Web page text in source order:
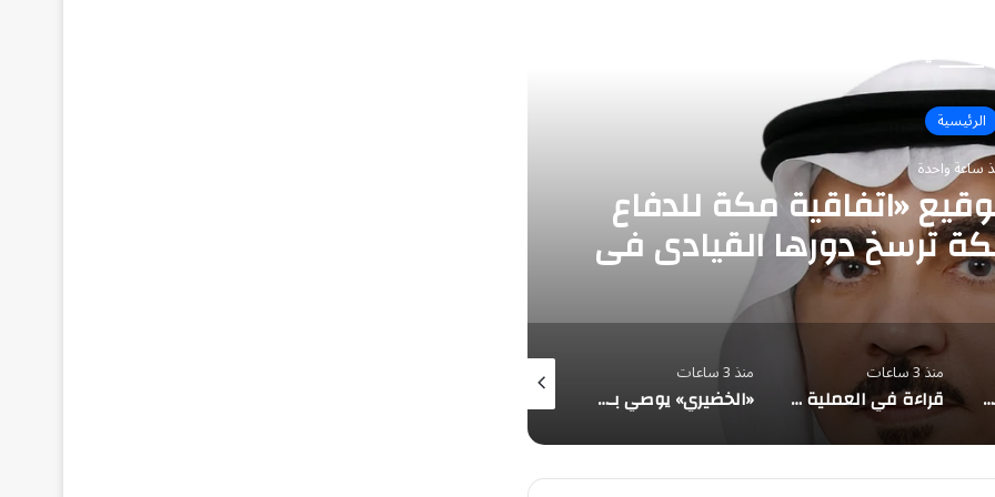
الرئيسية
ساعة واحدة
«اتفاقية مكة للدفاع
ترسخ دورها القيادي في
والاستقرار
الديوان الملكي يُعلن وفاة والدة الأمير بندر بن منصور بن عبدالله بن جلوي آل سعود
منذ 3 ساعات
قراءة في العملية اليمنية ضد المليشيا: خمس دلالات تتجاوز الميدان
منذ 3 ساعات
«الخضيري» يوصي بـ 20 دقيقة رياضة يومياً وتقليل السكريات للوقاية من الأمراض
منذ 3 ساعات